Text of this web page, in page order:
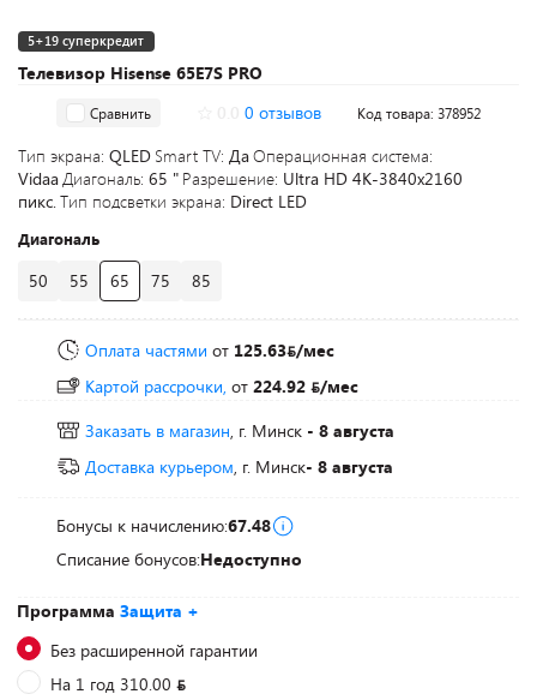
Телевизор Hisense 65E7S PRO
5+19 суперкредит
Программа Защита +
Без расширенной гарантии
На 1 год 310.00
Сравнить 0 отзывов Код товара: 378952
Тип экрана: QLED Smart TV: ДаОперационная система:
VidaaДиагональ: 65 " Разрешение: Ultra HD 4K-3840x2160
пикс.Тип подсветки экрана: Direct LED
Диагональ
50 55 65 75 85
Оплата частями от 125.63 /мес
Картой рассрочки, от 224.92
/мес
Заказать в магазин, г. Минск - 8 августа
Доставка курьером, г. Минск- 8 августа
Бонусы к начислению:67.48
Списание бонусов:Недоступно